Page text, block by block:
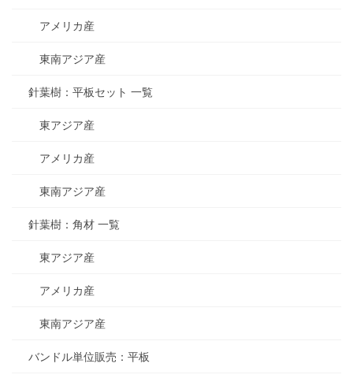
アメリカ産
東南アジア産
針葉樹：平板セット 一覧
東アジア産
アメリカ産
東南アジア産
針葉樹：角材 一覧
東アジア産
アメリカ産
東南アジア産
バンドル単位販売：平板